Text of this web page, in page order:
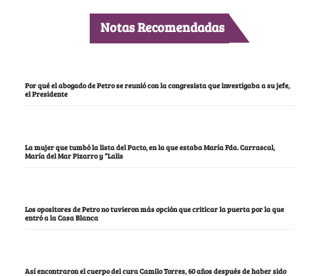
Notas Recomendadas
Por qué el abogado de Petro se reunió con la congresista que investigaba a su jefe,
el Presidente
La mujer que tumbó la lista del Pacto, en la que estaba María Fda. Carrascal,
María del Mar Pizarro y “Lalis
Los opositores de Petro no tuvieron más opción que criticar la puerta por la que
entró a la Casa Blanca
Así encontraron el cuerpo del cura Camilo Torres, 60 años después de haber sido